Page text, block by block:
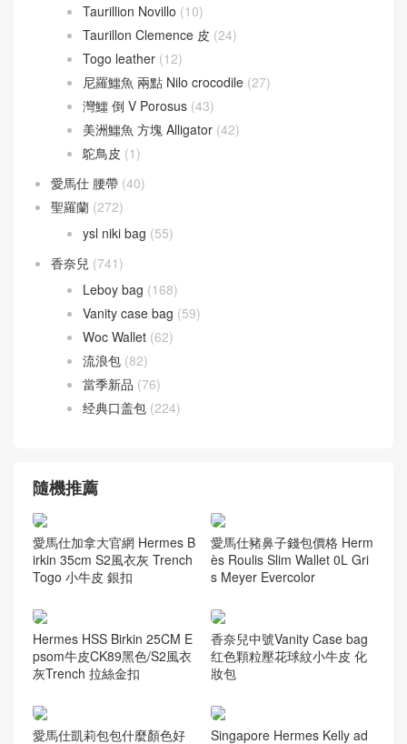
Taurillion Novillo (10)
Taurillon Clemence 皮 (24)
Togo leather (12)
尼羅鱷魚 兩點 Nilo crocodile (27)
灣鱷 倒 V Porosus (43)
美洲鱷魚 方塊 Alligator (42)
鴕鳥皮 (1)
愛馬仕 腰帶 (40)
聖羅蘭 (272)
ysl niki bag (55)
香奈兒 (741)
Leboy bag (168)
Vanity case bag (59)
Woc Wallet (62)
流浪包 (82)
當季新品 (76)
经典口盖包 (224)
隨機推薦
愛馬仕加拿大官網 Hermes B
irkin 35cm S2風衣灰 Trench
Togo 小牛皮 銀扣
愛馬仕豬鼻子錢包價格 Herm
ès Roulis Slim Wallet 0L Gri
s Meyer Evercolor
Hermes HSS Birkin 25CM E
psom牛皮CK89黑色/S2風衣
灰Trench 拉絲金扣
香奈兒中號Vanity Case bag
红色顆粒壓花球紋小牛皮 化
妝包
愛馬仕凱莉包包什麼顏色好
Singapore Hermes Kelly ad